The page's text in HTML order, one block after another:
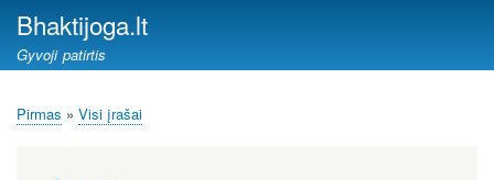
Bhaktijoga.lt
Gyvoji patirtis
Kelias
Pirmas Visi įrašai